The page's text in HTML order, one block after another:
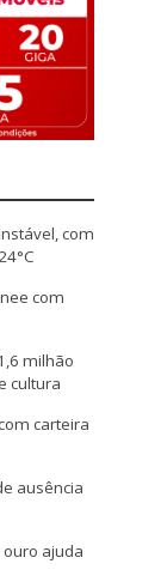
com
com
milhão
cultura
carteira
ausência
ajuda